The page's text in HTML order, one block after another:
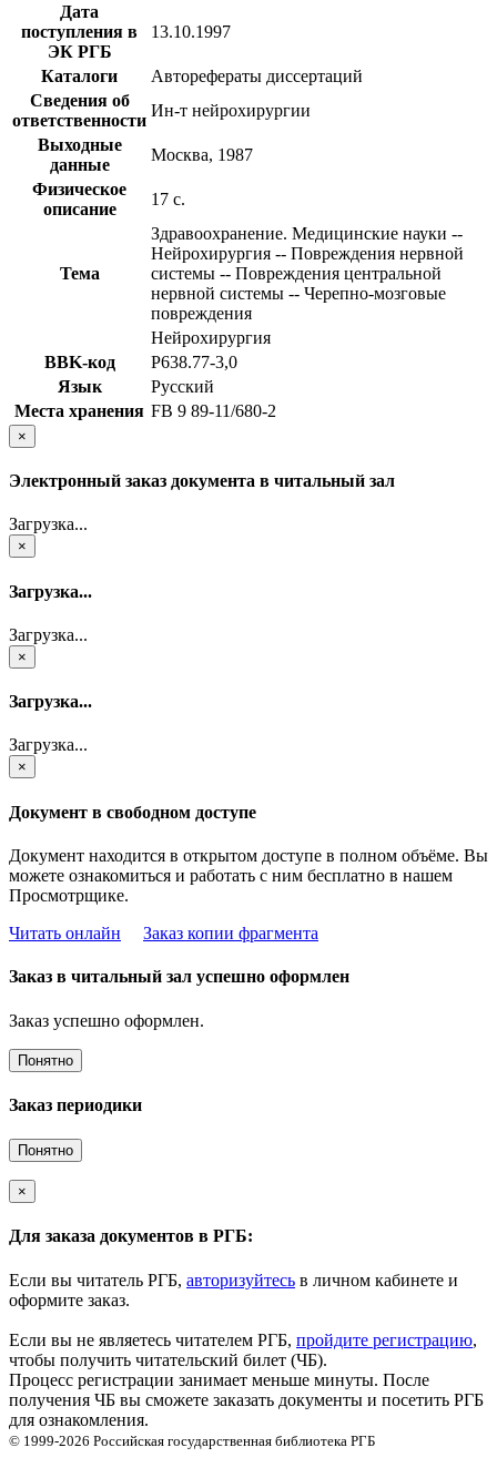
Дата
поступления в
ЭК РГБ
13.10.1997
Каталоги
Авторефераты диссертаций
Сведения об
ответственности
Ин-т нейрохирургии
Выходные
данные
Москва, 1987
Физическое
описание
17 с.
Тема
Здравоохранение. Медицинские науки --
Нейрохирургия -- Повреждения нервной
системы -- Повреждения центральной
нервной системы -- Черепно-мозговые
повреждения
Нейрохирургия
BBK-код
Р638.77-3,0
Язык
Русский
Места хранения FB 9 89-11/680-2
×
Электронный заказ документа в читальный зал
Загрузка...
×
Загрузка...
Загрузка...
×
Загрузка...
Загрузка...
×
Документ в свободном доступе
Документ находится в открытом доступе в полном объёме. Вы
можете ознакомиться и работать с ним бесплатно в нашем
Просмотрщике.
Читать онлайн
Заказ копии фрагмента
Заказ в читальный зал успешно оформлен
Заказ успешно оформлен.
Понятно
Заказ периодики
Понятно
×
Для заказа документов в РГБ:
Если вы читатель РГБ, авторизуйтесь в личном кабинете и
оформите заказ.
Если вы не являетесь читателем РГБ, пройдите регистрацию,
чтобы получить читательский билет (ЧБ).
Процесс регистрации занимает меньше минуты. После
получения ЧБ вы сможете заказать документы и посетить РГБ
для ознакомления.
© 1999-2026 Российская государственная библиотека РГБ